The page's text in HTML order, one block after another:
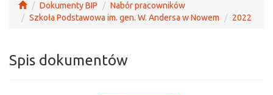
Dokumenty BIP
Nabór pracowników
Szkoła Podstawowa im. gen. W. Andersa w Nowem
2022
Spis dokumentów